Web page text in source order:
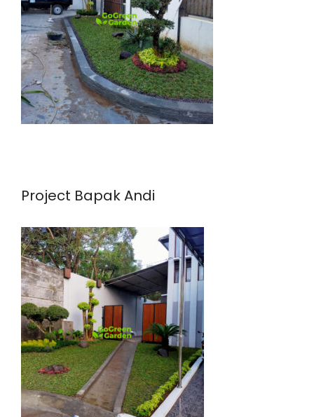
Project Bapak Andi